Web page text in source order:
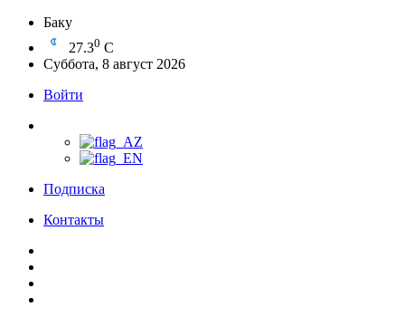
Баку
27.30 C
Суббота, 8 август 2026
Войти
Подписка
Контакты